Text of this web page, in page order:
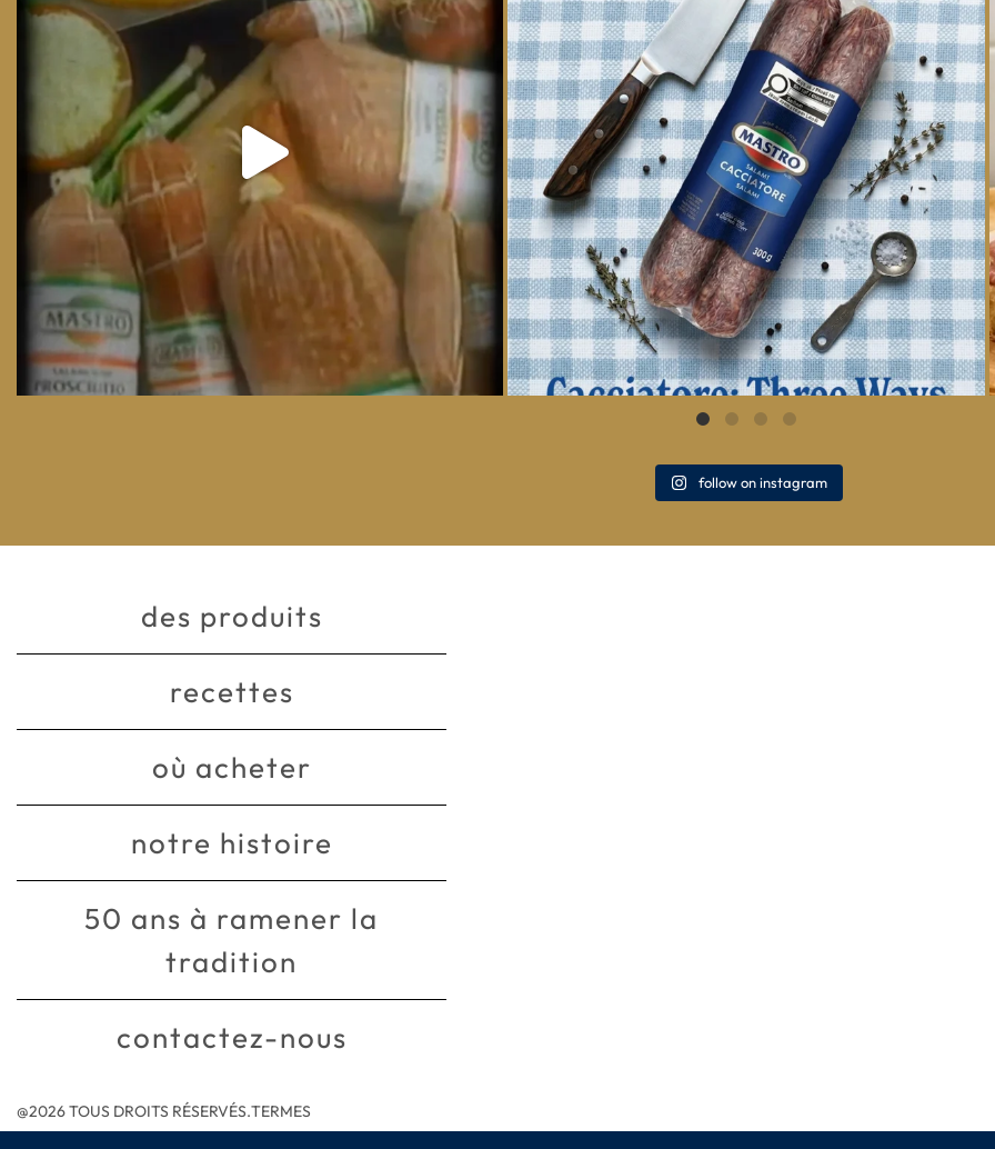
follow on instagram
des produits
recettes
où acheter
notre histoire
50 ans à ramener la
tradition
contactez-nous
@2026 TOUS DROITS RÉSERVÉS.TERMES